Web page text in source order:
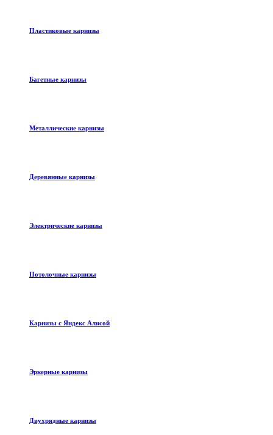
Пластиковые карнизы
Багетные карнизы
Металлические карнизы
Деревянные карнизы
Электрические карнизы
Потолочные карнизы
Карнизы с Яндекс Алисой
Эркерные карнизы
Двухрядные карнизы